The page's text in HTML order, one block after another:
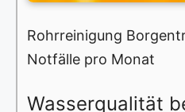
Rohrreinigung
Notfälle pro Monat
Wasserqualität